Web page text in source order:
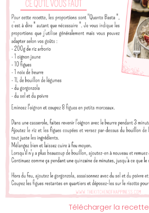
Télécharger la recette